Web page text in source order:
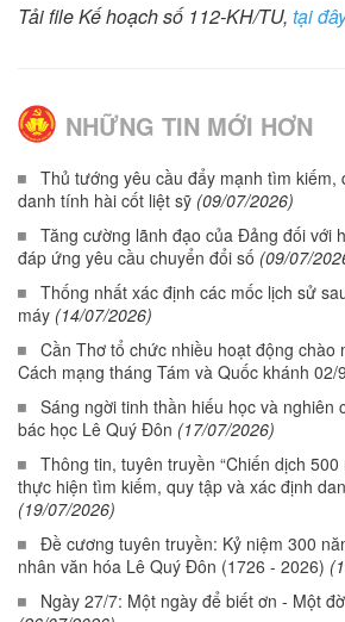
Tải file Kế hoạch số 112-KH/TU, tại đây
NHỮNG TIN MỚI HƠN
Thủ tướng yêu cầu đẩy mạnh tìm kiếm,
danh tính hài cốt liệt sỹ (09/07/2026)
Tăng cường lãnh đạo của Đảng đối với
đáp ứng yêu cầu chuyển đổi số (09/07/
Thống nhất xác định các mốc lịch sử
máy (14/07/2026)
Cần Thơ tổ chức nhiều hoạt động chào
Cách mạng tháng Tám và Quốc khánh 02/9
Sáng ngời tinh thần hiếu học và nghiên
bác học Lê Quý Đôn (17/07/2026)
Thông tin, tuyên truyền “Chiến dịch
thực hiện tìm kiếm, quy tập và xác định
(19/07/2026)
Đề cương tuyên truyền: Kỷ niệm 300
nhân văn hóa Lê Quý Đôn (1726 - 2026)
Ngày 27/7: Một ngày để biết ơn - Một